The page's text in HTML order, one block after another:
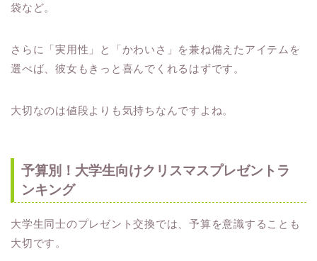
袋など。
さらに「実用性」と「かわいさ」を兼ね備えたアイテムを
選べば、彼女もきっと喜んでくれるはずです。
大切なのは値段よりも気持ちなんですよね。
予算別！大学生向けクリスマスプレゼントラ
ンキング
大学生同士のプレゼント交換では、予算を意識することも
大切です。